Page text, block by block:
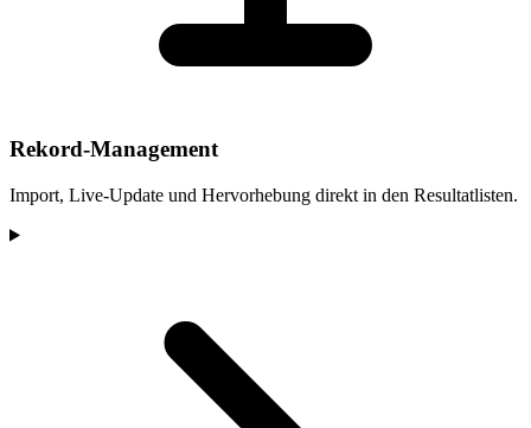
Rekord-Management
Import, Live-Update und Hervorhebung direkt in den Resultatlisten.